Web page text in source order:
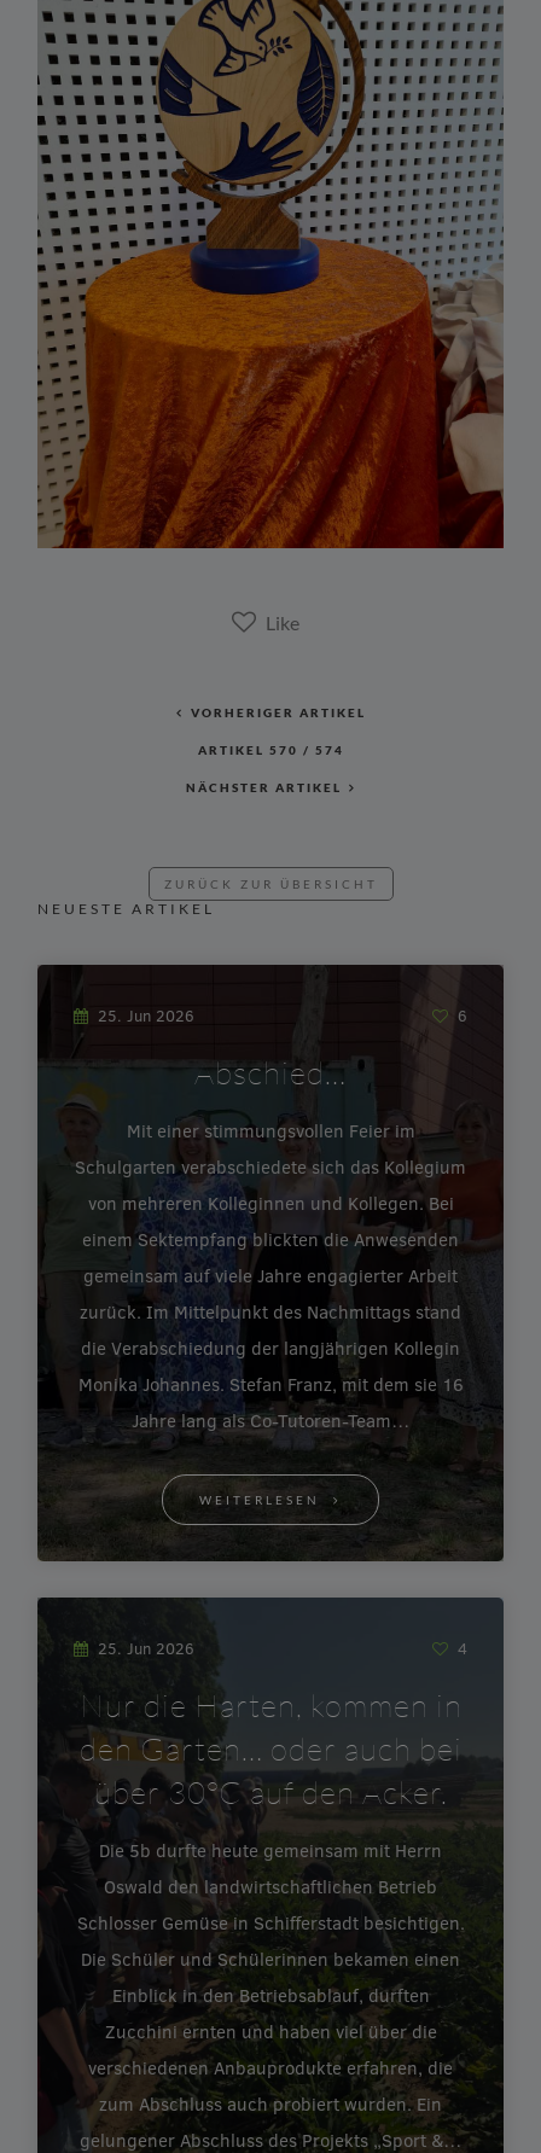
VORHERIGER ARTIKEL
ARTIKEL 570 / 574
NÄCHSTER ARTIKEL
ZURÜCK ZUR ÜBERSICHT
NEUESTE ARTIKEL
25. Jun 2026 6
Abschied…
Mit einer stimmungsvollen Feier im
Schulgarten verabschiedete sich das Kollegium
von mehreren Kolleginnen und Kollegen. Bei
einem Sektempfang blickten die Anwesenden
gemeinsam auf viele Jahre engagierter Arbeit
zurück. Im Mittelpunkt des Nachmittags stand
die Verabschiedung der langjährigen Kollegin
Monika Johannes. Stefan Franz, mit dem sie 16
Jahre lang als Co-Tutoren-Team…
WEITERLESEN
25. Jun 2026 4
Nur die Harten, kommen in
den Garten… oder auch bei
über 30°C auf den Acker.
Die 5b durfte heute gemeinsam mit Herrn
Oswald den landwirtschaftlichen Betrieb
Schlosser Gemüse in Schifferstadt besichtigen.
Die Schüler und Schülerinnen bekamen einen
Einblick in den Betriebsablauf, durften
Zucchini ernten und haben viel über die
verschiedenen Anbauprodukte erfahren, die
zum Abschluss auch probiert wurden. Ein
gelungener Abschluss des Projekts „Sport &…